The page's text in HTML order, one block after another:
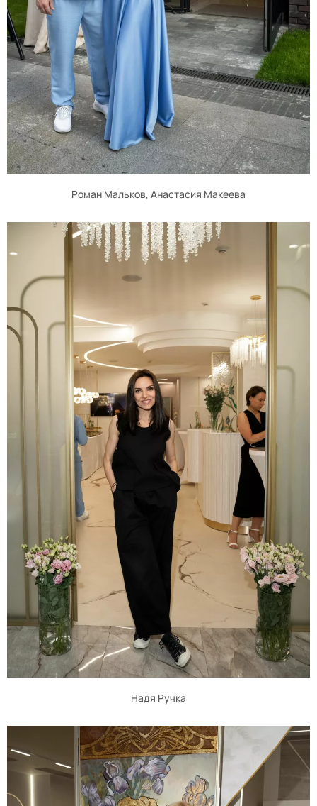
Роман Мальков, Анастасия Макеева
Надя Ручка